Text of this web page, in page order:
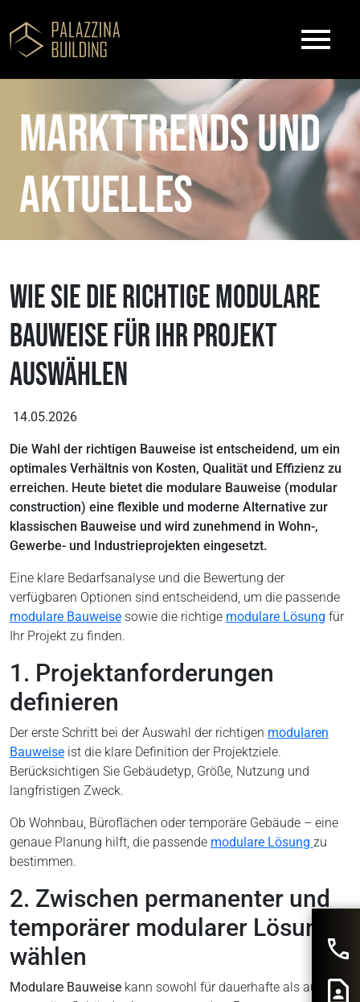
Markttrends und
aktuelles
Wie Sie die richtige modulare
Bauweise für Ihr Projekt
auswählen
14.05.2026
Die Wahl der richtigen Bauweise ist entscheidend, um ein
optimales Verhältnis von Kosten, Qualität und Effizienz zu
erreichen. Heute bietet die modulare Bauweise (modular
construction) eine flexible und moderne Alternative zur
klassischen Bauweise und wird zunehmend in Wohn-,
Gewerbe- und Industrieprojekten eingesetzt.
Eine klare Bedarfsanalyse und die Bewertung der
verfügbaren Optionen sind entscheidend, um die passende
modulare Bauweise sowie die richtige modulare Lösung für
Ihr Projekt zu finden.
1. Projektanforderungen
definieren
Der erste Schritt bei der Auswahl der richtigen modularen
Bauweise ist die klare Definition der Projektziele.
Berücksichtigen Sie Gebäudetyp, Größe, Nutzung und
langfristigen Zweck.
Ob Wohnbau, Büroflächen oder temporäre Gebäude – eine
genaue Planung hilft, die passende modulare Lösung zu
bestimmen.
2. Zwischen permanenter und
temporärer modularer Lösung
wählen
Modulare Bauweise kann sowohl für dauerhafte als auch für